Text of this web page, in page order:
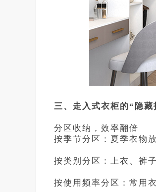
三、走入式衣柜的“隐藏
分区收纳，效率翻倍
按季节分区：夏季衣物
按类别分区：上衣、裤
按使用频率分区：常用